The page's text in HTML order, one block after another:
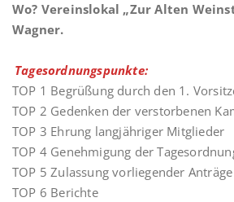
Wo? Vereinslokal „Zur Alten
Wagner.
Tagesordnungspunkte:
TOP 1 Begrüßung durch den 1.
TOP 2 Gedenken der verstorbenen
TOP 3 Ehrung langjähriger Mitglieder
TOP 4 Genehmigung der
TOP 5 Zulassung vorliegender Anträge
TOP 6 Berichte